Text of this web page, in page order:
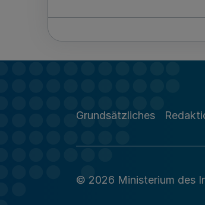
Grundsätzliches
© 2026 Ministerium des